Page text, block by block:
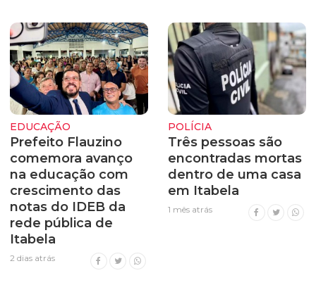
EDUCAÇÃO
Prefeito Flauzino
comemora avanço
na educação com
crescimento das
notas do IDEB da
rede pública de
Itabela
2 dias atrás
POLÍCIA
Três pessoas são
encontradas mortas
dentro de uma casa
em Itabela
1 mês atrás